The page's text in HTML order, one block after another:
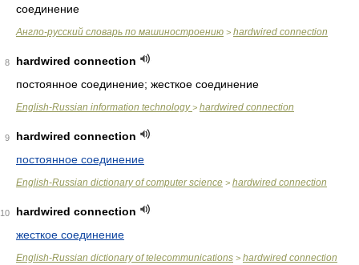
соединение
Англо-русский словарь по машиностроению > hardwired connection
8
hardwired connection
постоянное соединение; жесткое соединение
English-Russian information technology> hardwired connection
9
hardwired connection
постоянное соединение
English-Russian dictionary of computer science > hardwired connection
10
hardwired connection
жесткое соединение
English-Russian dictionary of telecommunications > hardwired connection